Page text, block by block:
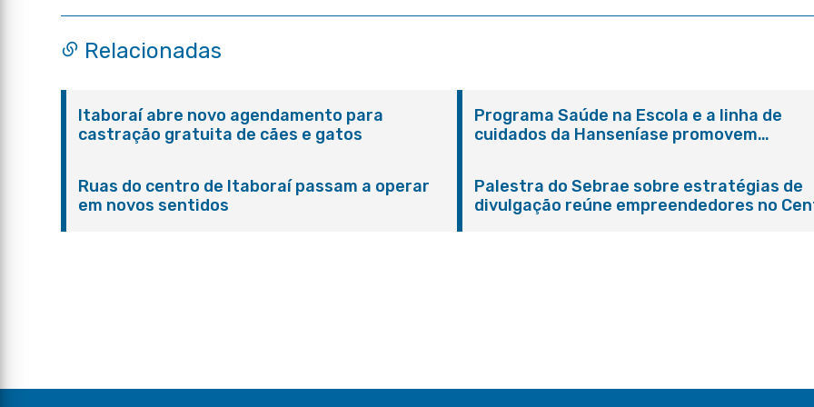
Relacionadas
Itaboraí abre novo agendamento para
castração gratuita de cães e gatos
Programa Saúde na Escola e a linha de
cuidados da Hanseníase promovem
Ruas do centro de Itaboraí passam a operar
em novos sentidos
Palestra do Sebrae sobre estratégias de
divulgação reúne empreendedores no